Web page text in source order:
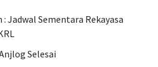
Jadwal Sementara Rekayasa
Selesai